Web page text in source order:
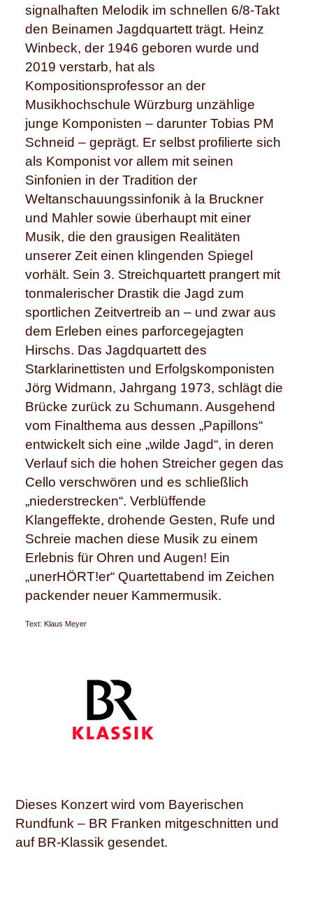
signalhaften Melodik im schnellen 6/8-Takt
den Beinamen Jagdquartett trägt. Heinz
Winbeck, der 1946 geboren wurde und
2019 verstarb, hat als
Kompositionsprofessor an der
Musikhochschule Würzburg unzählige
junge Komponisten – darunter Tobias PM
Schneid – geprägt. Er selbst profilierte sich
als Komponist vor allem mit seinen
Sinfonien in der Tradition der
Weltanschauungssinfonik à la Bruckner
und Mahler sowie überhaupt mit einer
Musik, die den grausigen Realitäten
unserer Zeit einen klingenden Spiegel
vorhält. Sein 3. Streichquartett prangert mit
tonmalerischer Drastik die Jagd zum
sportlichen Zeitvertreib an – und zwar aus
dem Erleben eines parforcegejagten
Hirschs. Das Jagdquartett des
Starklarinettisten und Erfolgskomponisten
Jörg Widmann, Jahrgang 1973, schlägt die
Brücke zurück zu Schumann. Ausgehend
vom Finalthema aus dessen „Papillons“
entwickelt sich eine „wilde Jagd“, in deren
Verlauf sich die hohen Streicher gegen das
Cello verschwören und es schließlich
„niederstrecken“. Verblüffende
Klangeffekte, drohende Gesten, Rufe und
Schreie machen diese Musik zu einem
Erlebnis für Ohren und Augen! Ein
„unerHÖRT!er“ Quartettabend im Zeichen
packender neuer Kammermusik.
Text: Klaus Meyer
Dieses Konzert wird vom Bayerischen
Rundfunk – BR Franken mitgeschnitten und
auf BR-Klassik gesendet.